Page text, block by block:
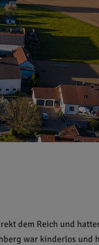
dem Reich und
war kinderlos und